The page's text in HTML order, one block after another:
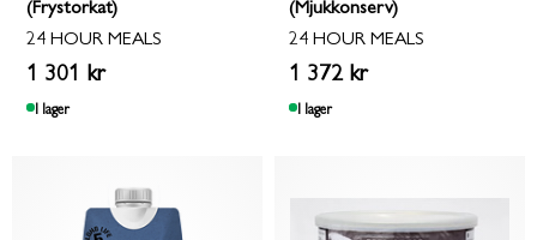
24 HOUR MEALS
1 301 kr
I lager
24 HOUR MEALS
1 372 kr
I lager